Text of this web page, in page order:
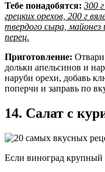
Тебе понадобятся: 300
грецких орехов, 200 г
твердого сыра,
перец.
Приготовление:
дольки апельсинов и
наруби орехи, добавь
поперчи и заправь по
14. Салат с
Если виноград крупный